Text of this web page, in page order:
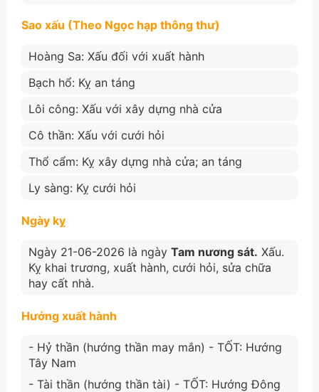
Sao xấu (Theo Ngọc hạp thông thư)
Hoàng Sa: Xấu đối với xuất hành
Bạch hổ: Kỵ an táng
Lôi công: Xấu với xây dựng nhà cửa
Cô thần: Xấu với cưới hỏi
Thổ cẩm: Kỵ xây dựng nhà cửa; an táng
Ly sàng: Kỵ cưới hỏi
Ngày kỵ
Ngày 21-06-2026 là ngày Tam nương sát. Xấu.
Kỵ khai trương, xuất hành, cưới hỏi, sửa chữa
hay cất nhà.
Hướng xuất hành
- Hỷ thần (hướng thần may mắn) - TỐT: Hướng
Tây Nam
- Tài thần (hướng thần tài) - TỐT: Hướng Đông